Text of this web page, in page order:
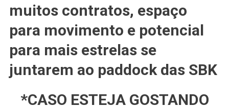
Já
Está
GRID
2023
Superbikes?
muitos contratos, espaço
para movimento e potencial
para mais estrelas se
juntarem ao paddock das SBK
*CASO ESTEJA GOSTANDO